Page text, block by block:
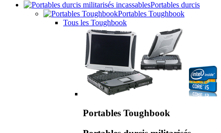
Portables durcis
Portables Toughbook
Tous les Toughbook
Portables Toughbook